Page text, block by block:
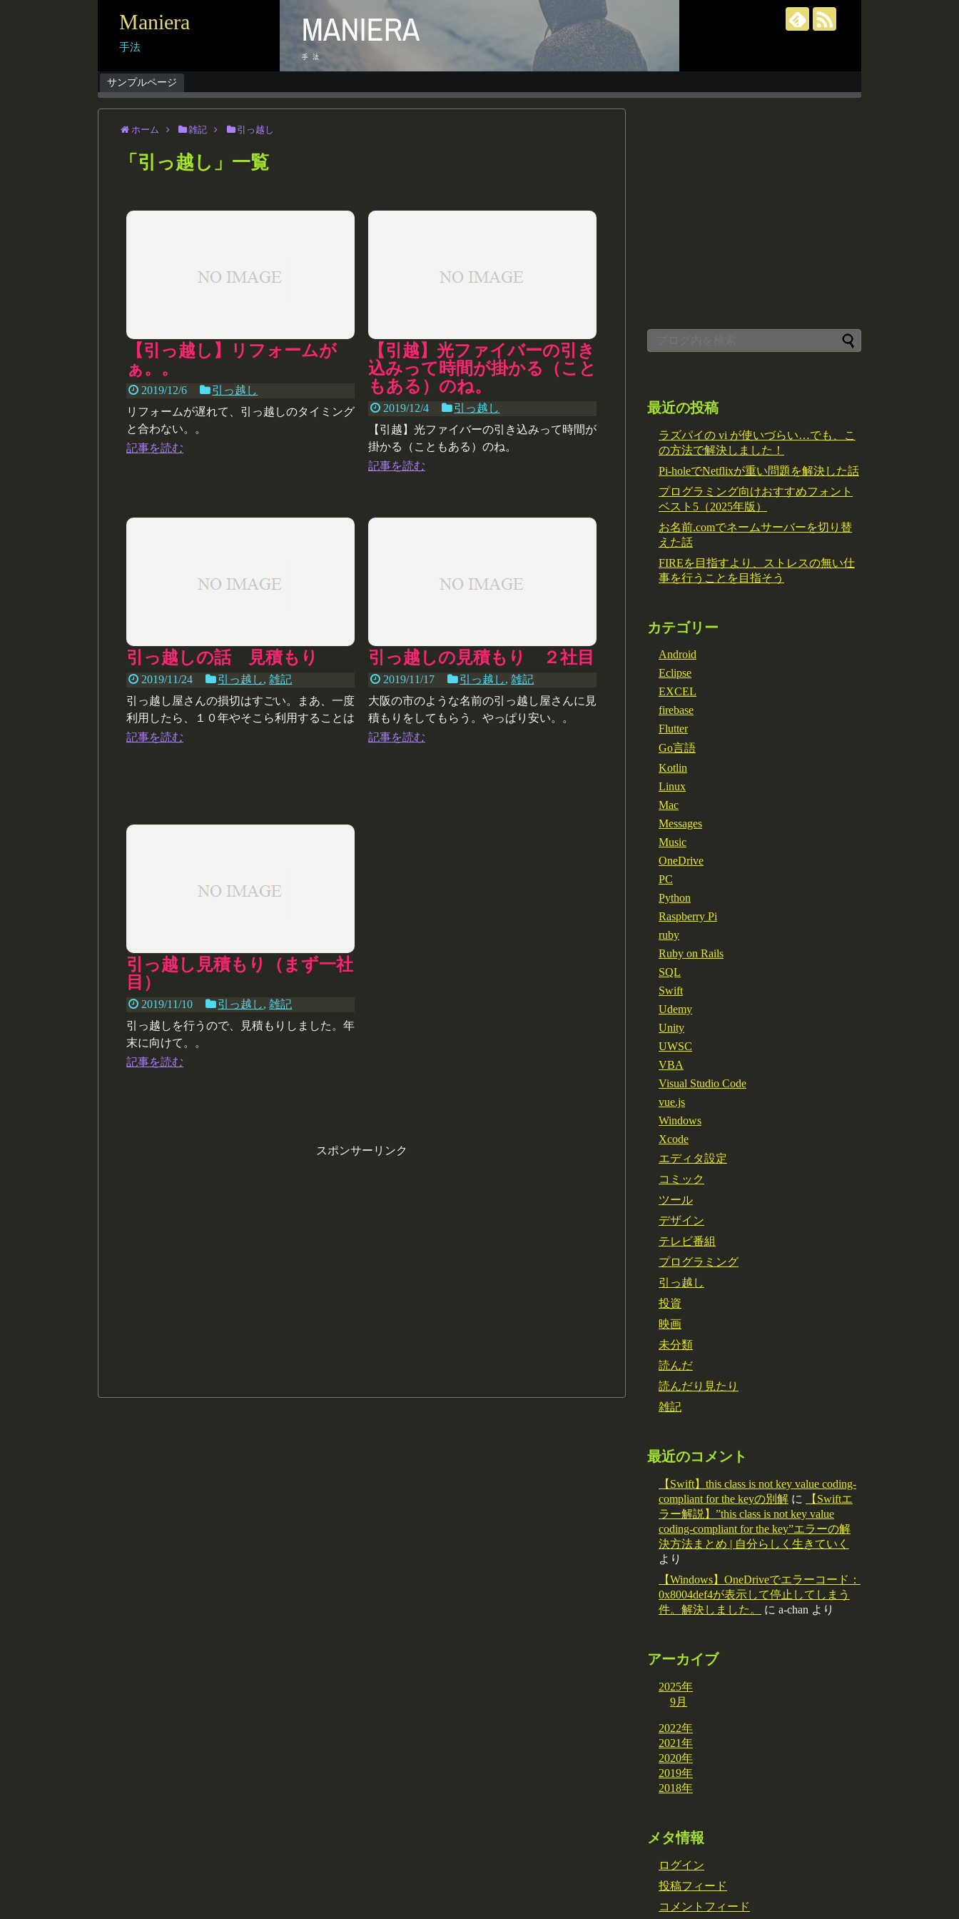
Maniera
手法
サンプルページ
ホーム 雑記 引っ越し
「 引っ越し 」 一覧
【引っ越し】リフォームが
ぁ。。
2019/12/6
引っ越し
リフォームが遅れて、引っ越しのタイミング
と合わない。。
記事を読む
【引越】光ファイバーの引き
込みって時間が掛かる（こと
もある）のね。
2019/12/4
引っ越し
【引越】光ファイバーの引き込みって時間が
掛かる（こともある）のね。
記事を読む
引っ越しの話 見積もり
2019/11/24 引っ越し,雑記
引っ越し屋さんの損切はすごい。まあ、一度
利用したら、１０年やそこら利用することは
ないから、あんまり引っ張ってもしょうがな
記事を読む
引っ越しの見積もり ２社目
2019/11/17 引っ越し,雑記
大阪の市のような名前の引っ越し屋さんに見
積もりをしてもらう。やっぱり安い。。
記事を読む
引っ越し見積もり（まず一社
目）
2019/11/10 引っ越し,雑記
引っ越しを行うので、見積もりしました。年
末に向けて。。
記事を読む
スポンサーリンク
最近の投稿
ラズパイの vi が使いづらい…でも、こ
の方法で解決しました！
Pi-holeでNetflixが重い問題を解決した話
プログラミング向けおすすめフォント
ベスト5（2025年版）
お名前.comでネームサーバーを切り替
えた話
FIREを目指すより、ストレスの無い仕
事を行うことを目指そう
カテゴリー
Android
Eclipse
EXCEL
firebase
Flutter
Go言語
Kotlin
Linux
Mac
Messages
Music
OneDrive
PC
Python
Raspberry Pi
ruby
Ruby on Rails
SQL
Swift
Udemy
Unity
UWSC
VBA
Visual Studio Code
vue.js
Windows
Xcode
エディタ設定
コミック
ツール
デザイン
テレビ番組
プログラミング
引っ越し
投資
映画
未分類
読んだ
読んだり見たり
雑記
最近のコメント
【Swift】this class is not key value coding-
compliant for the keyの別解 に
【Swiftエ
ラー解説】”this class is not key value
coding-compliant for the key”エラーの解
決方法まとめ | 自分らしく生きていく
より
【Windows】OneDriveでエラーコード：
0x8004def4が表示して停止してしまう
件。解決しました。
に a-chan より
アーカイブ
2025年
9月
2022年
2021年
2020年
2019年
2018年
メタ情報
ログイン
投稿フィード
コメントフィード